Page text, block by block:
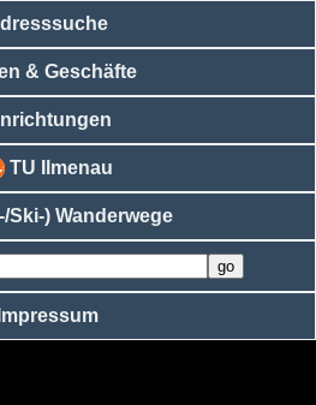
& Geschäfte
TU Ilmenau
Ski-) Wanderwege
Impressum